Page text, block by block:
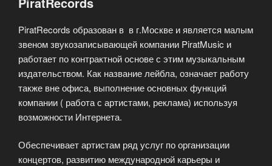
PiratRecords образован в в г.Москве и является малым
звеном звукозаписывающей компании PiratMusic и
работает по контрактной основе с этим музыкальным
издательством. Как название лейбла, означает работу
также вне офиса, выполнение основных функций
компании ( работа с артистами, реклама) используя
возможности Интернета.
Обеспечивает артистам ряд услуг по организации
концертов, развитию международной карьеры и